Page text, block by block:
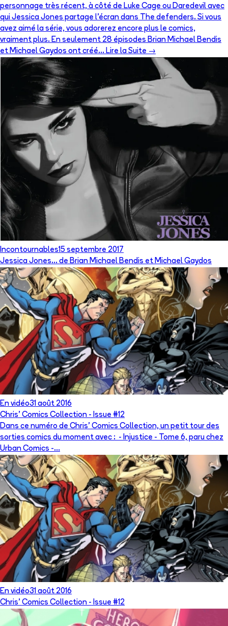
personnage très récent, à côté de Luke Cage ou Daredevil avec
qui Jessica Jones partage l’écran dans The defenders. Si vous
avez aimé la série, vous adorerez encore plus le comics,
vraiment plus. En seulement 28 épisodes Brian Michael Bendis
et Michael Gaydos ont créé… Lire la Suite →
Incontournables15 septembre 2017
Jessica Jones… de Brian Michael Bendis et Michael Gaydos
En vidéo31 août 2016
Chris' Comics Collection - Issue #12
Dans ce numéro de Chris' Comics Collection, un petit tour des
sorties comics du moment avec : - Injustice - Tome 6, paru chez
Urban Comics -...
En vidéo31 août 2016
Chris' Comics Collection - Issue #12